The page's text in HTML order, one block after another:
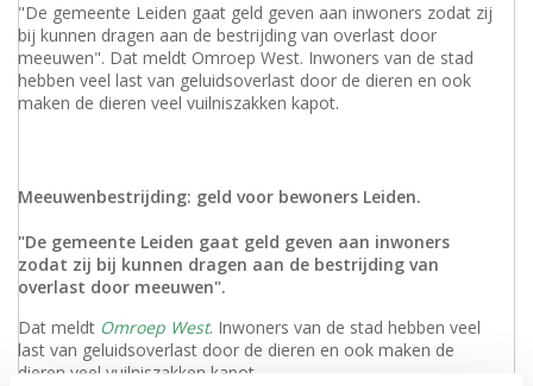
"De gemeente Leiden gaat geld geven aan inwoners zodat zij
bij kunnen dragen aan de bestrijding van overlast door
meeuwen". Dat meldt Omroep West. Inwoners van de stad
hebben veel last van geluidsoverlast door de dieren en ook
maken de dieren veel vuilniszakken kapot.
Meeuwenbestrijding: geld voor bewoners Leiden.
"De gemeente Leiden gaat geld geven aan inwoners
zodat zij bij kunnen dragen aan de bestrijding van
overlast door meeuwen".
Dat meldt Omroep West. Inwoners van de stad hebben veel
last van geluidsoverlast door de dieren en ook maken de
dieren veel vuilniszakken kapot.